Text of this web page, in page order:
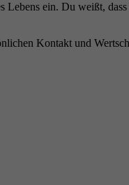
ein. Du weißt,
Kontakt und